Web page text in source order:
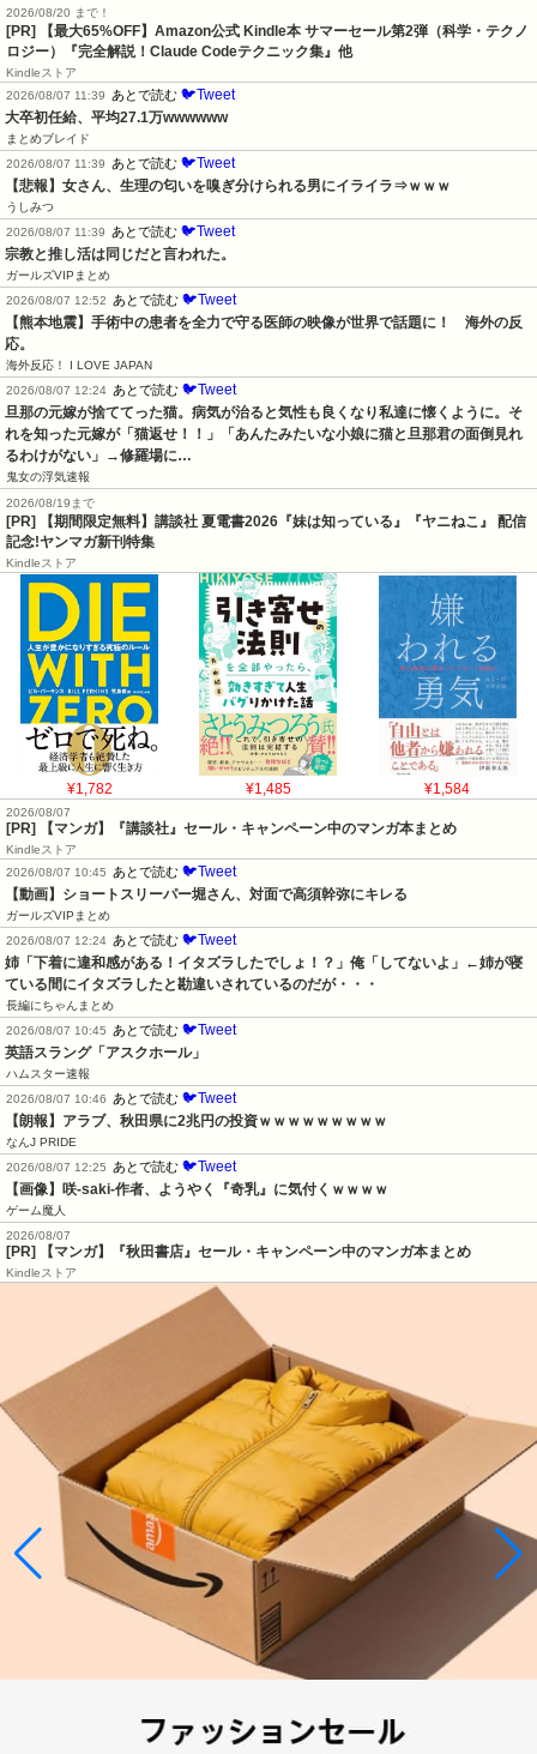
2026/08/20 まで！
[PR]
【最大65%OFF】Amazon公式 Kindle本 サマーセール第2弾（科学・テクノ
ロジー）『完全解説！Claude Codeテクニック集』他
Kindleストア
2026/08/07 11:39
あとで読む 🐦Tweet
大卒初任給、平均27.1万wwwwww
まとめブレイド
2026/08/07 11:39
あとで読む 🐦Tweet
【悲報】女さん、生理の匂いを嗅ぎ分けられる男にイライラ⇒ｗｗｗ
うしみつ
2026/08/07 11:39
あとで読む 🐦Tweet
宗教と推し活は同じだと言われた。
ガールズVIPまとめ
2026/08/07 12:52
あとで読む 🐦Tweet
【熊本地震】手術中の患者を全力で守る医師の映像が世界で話題に！　海外の反
応。
海外反応！ I LOVE JAPAN
2026/08/07 12:24 あとで読む 🐦Tweet
旦那の元嫁が捨ててった猫。病気が治ると気性も良くなり私達に懐くように。そ
れを知った元嫁が「猫返せ！！」「あんたみたいな小娘に猫と旦那君の面倒見れ
るわけがない」→修羅場に…
鬼女の浮気速報
2026/08/19まで
[PR] 【期間限定無料】講談社 夏電書2026『妹は知っている』『ヤニねこ』 配信
記念!ヤンマガ新刊特集
Kindleストア
¥1,782 ¥1,485 ¥1,584
2026/08/07
[PR] 【マンガ】『講談社』セール・キャンペーン中のマンガ本まとめ
Kindleストア
2026/08/07 10:45
あとで読む 🐦Tweet
【動画】ショートスリーパー堀さん、対面で高須幹弥にキレる
ガールズVIPまとめ
2026/08/07 12:24 あとで読む 🐦Tweet
姉「下着に違和感がある！イタズラしたでしょ！？」俺「してないよ」←姉が寝
ている間にイタズラしたと勘違いされているのだが・・・
長編にちゃんまとめ
2026/08/07 10:45
あとで読む 🐦Tweet
英語スラング「アスクホール」
ハムスター速報
2026/08/07 10:46
あとで読む 🐦Tweet
【朗報】アラブ、秋田県に2兆円の投資ｗｗｗｗｗｗｗｗｗ
なんJ PRIDE
2026/08/07 12:25
あとで読む 🐦Tweet
【画像】咲-saki-作者、ようやく『奇乳』に気付くｗｗｗｗ
ゲーム魔人
2026/08/07
[PR] 【マンガ】『秋田書店』セール・キャンペーン中のマンガ本まとめ
Kindleストア